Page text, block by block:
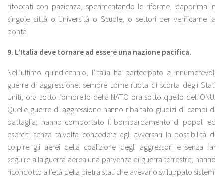
ritoccati con pazienza, sperimentando le riforme, dapprima in
singole città o Università o Scuole, o settori per verificarne la
bontà.
9. L’Italia deve tornare ad essere una nazione pacifica.
Nell’ultimo quindicennio, l’Italia ha partecipato a innumerevoli
guerre di aggressione, sempre come ruota di scorta degli Stati
Uniti, ora sotto l’ombrello della NATO ora sotto quello dell’ONU.
Quelle guerre di aggressione hanno ribaltato giudizi di campi di
battaglia; hanno comportato il bombardamento di popoli ed
eserciti senza talvolta concedere agli avversari la possibilità di
colpire gli aerei della coalizione degli aggressori e senza far
seguire alla guerra aerea una parvenza di guerra terrestre; hanno
ricondotto all’età della pietra stati che avevano sviluppato sistemi